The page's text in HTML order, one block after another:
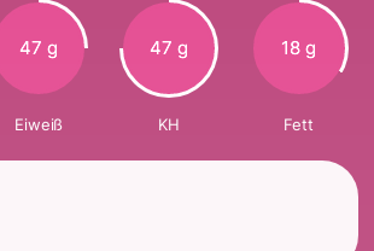
47 g
Eiweiß
47 g
KH
18 g
Fett